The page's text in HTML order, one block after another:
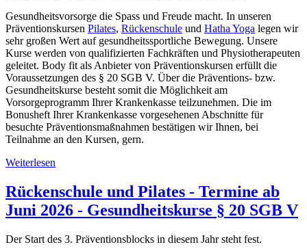
Gesundheitsvorsorge die Spass und Freude macht. In unseren
Präventionskursen Pilates, Rückenschule und Hatha Yoga legen wir
sehr großen Wert auf gesundheitssportliche Bewegung. Unsere
Kurse werden von qualifizierten Fachkräften und Physiotherapeuten
geleitet. Body fit als Anbieter von Präventionskursen erfüllt die
Voraussetzungen des § 20 SGB V. Über die Präventions- bzw.
Gesundheitskurse besteht somit die Möglichkeit am
Vorsorgeprogramm Ihrer Krankenkasse teilzunehmen. Die im
Bonusheft Ihrer Krankenkasse vorgesehenen Abschnitte für
besuchte Präventionsmaßnahmen bestätigen wir Ihnen, bei
Teilnahme an den Kursen, gern.
Weiterlesen
Rückenschule und Pilates - Termine ab
Juni 2026 - Gesundheitskurse § 20 SGB V
Der Start des 3. Präventionsblocks in diesem Jahr steht fest.